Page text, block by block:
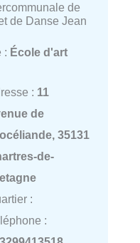
de
de Danse Jean
: École d'art
: 11
de
35131
de-
:
: